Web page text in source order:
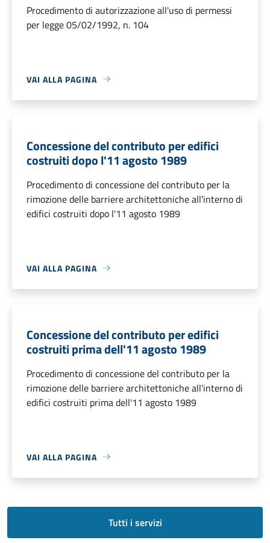
Procedimento di autorizzazione all'uso di permessi
per legge 05/02/1992, n. 104
VAI ALLA PAGINA
Concessione del contributo per edifici
costruiti dopo l'11 agosto 1989
Procedimento di concessione del contributo per la
rimozione delle barriere architettoniche all'interno di
edifici costruiti dopo l'11 agosto 1989
VAI ALLA PAGINA
Concessione del contributo per edifici
costruiti prima dell'11 agosto 1989
Procedimento di concessione del contributo per la
rimozione delle barriere architettoniche all'interno di
edifici costruiti prima dell'11 agosto 1989
VAI ALLA PAGINA
Tutti i servizi